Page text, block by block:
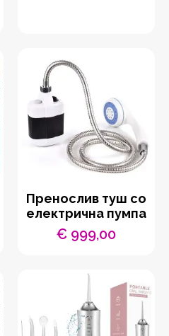
Пренослив туш со
електрична пумпа
€ 999,00